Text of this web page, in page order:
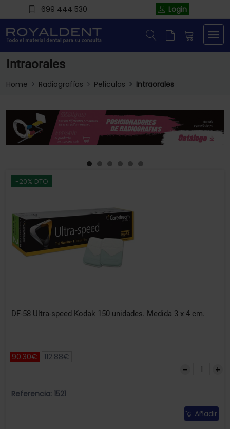
699 444 530 Login
Intraorales
Home Radiografías Películas Intraorales
-20% DTO
DF-58 Ultra-speed Kodak 150 unidades. Medida 3 x 4 cm.
90.30€ 112.88€
Referencia: 1521
Añadir